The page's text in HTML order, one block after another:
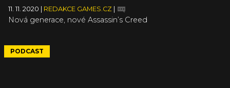
11. 11. 2020 REDAKCE GAMES.CZ
Nová generace, nové Assassin’s Creed
PODCAST